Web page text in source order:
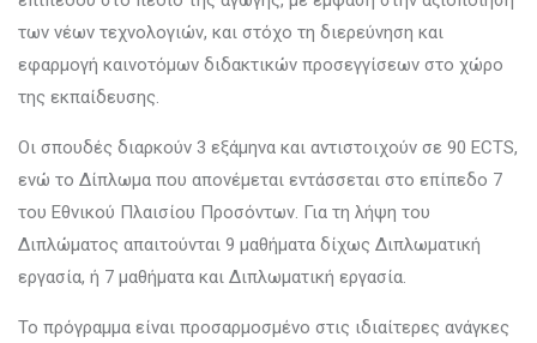
των νέων τεχνολογιών, και στόχο τη διερεύνηση και
εφαρμογή καινοτόμων διδακτικών προσεγγίσεων στο χώρο
της εκπαίδευσης.
Οι σπουδές διαρκούν 3 εξάμηνα και αντιστοιχούν σε 90 ECTS,
ενώ το Δίπλωμα που απονέμεται εντάσσεται στο επίπεδο 7
του Εθνικού Πλαισίου Προσόντων. Για τη λήψη του
Διπλώματος απαιτούνται 9 μαθήματα δίχως Διπλωματική
εργασία, ή 7 μαθήματα και Διπλωματική εργασία.
Το πρόγραμμα είναι προσαρμοσμένο στις ιδιαίτερες ανάγκες